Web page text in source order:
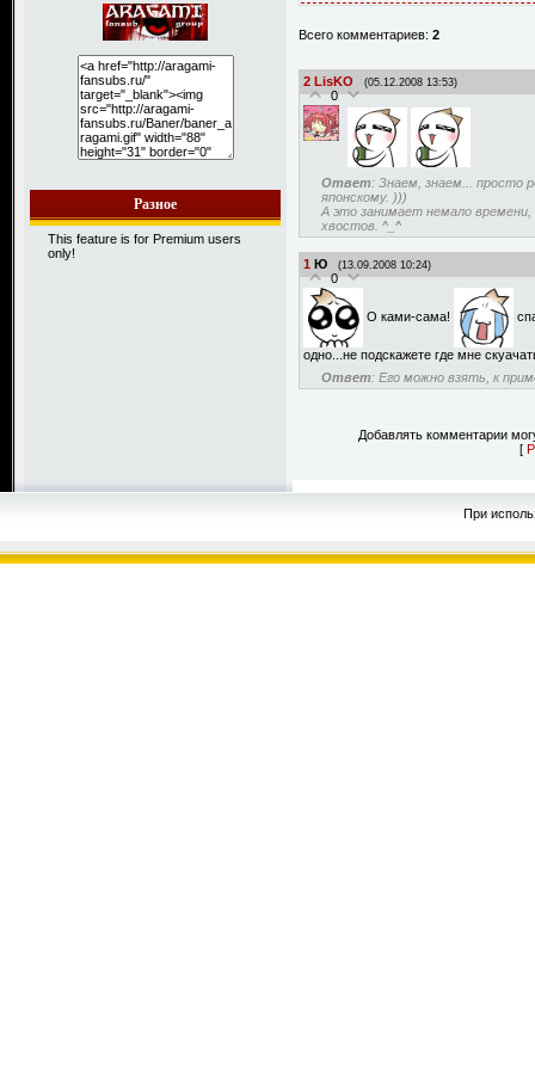
Разное
This feature is for Premium users
only!
Всего комментариев: 2
2 LisKO (05.12.2008 13:53)
0
Ответ: Знаем, знаем... просто
японскому. )))
А это занимает немало времени,
хвостов. ^_^
1 Ю (13.09.2008 10:24)
0
О ками-сама!
одно...не подскажете где мне
Ответ: Его можно взять, к
Добавлять комментарии
[
При